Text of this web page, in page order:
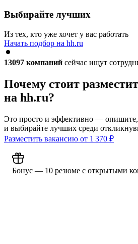
Выбирайте лучших
Из тех, кто уже хочет у вас работать
Начать подбор на hh.ru
13097 компаний сейчас ищут
Почему стоит
на hh.ru?
Это просто и эффективно —
и выбирайте лучших среди
Разместить вакансию от 1 370 ₽
Бонус — 10 резюме с открытыми